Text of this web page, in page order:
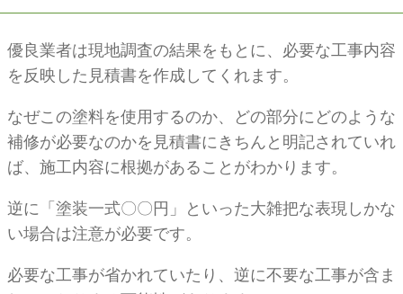
優良業者は現地調査の結果をもとに、必要な工事内容
を反映した見積書を作成してくれます。
なぜこの塗料を使用するのか、どの部分にどのような
補修が必要なのかを見積書にきちんと明記されていれ
ば、施工内容に根拠があることがわかります。
逆に「塗装一式〇〇円」といった大雑把な表現しかな
い場合は注意が必要です。
必要な工事が省かれていたり、逆に不要な工事が含ま